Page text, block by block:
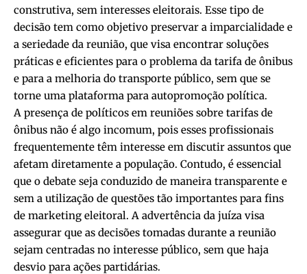
construtiva, sem interesses eleitorais. Esse tipo de
decisão tem como objetivo preservar a imparcialidade e
a seriedade da reunião, que visa encontrar soluções
práticas e eficientes para o problema da tarifa de ônibus
e para a melhoria do transporte público, sem que se
torne uma plataforma para autopromoção política.
A presença de políticos em reuniões sobre tarifas de
ônibus não é algo incomum, pois esses profissionais
frequentemente têm interesse em discutir assuntos que
afetam diretamente a população. Contudo, é essencial
que o debate seja conduzido de maneira transparente e
sem a utilização de questões tão importantes para fins
de marketing eleitoral. A advertência da juíza visa
assegurar que as decisões tomadas durante a reunião
sejam centradas no interesse público, sem que haja
desvio para ações partidárias.